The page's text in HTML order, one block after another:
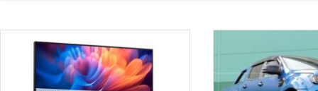
thay vì chỉ so sánh cấu hình trên giấy.
không, dùng được